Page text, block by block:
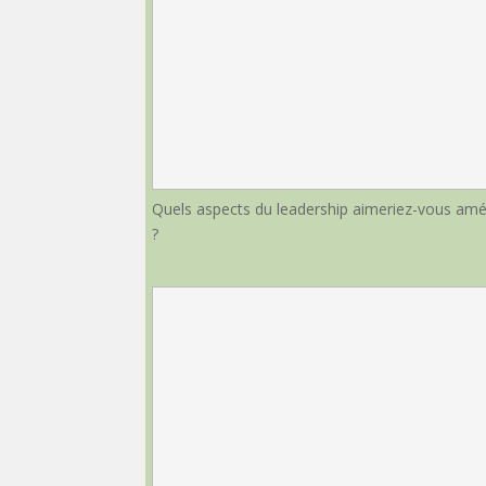
Quels aspects du leadership aimeriez-vous
?